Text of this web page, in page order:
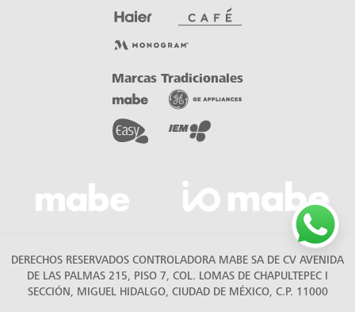
DERECHOS RESERVADOS CONTROLADORA MABE SA DE CV AVENIDA
DE LAS PALMAS 215, PISO 7, COL. LOMAS DE CHAPULTEPEC I
SECCIÓN, MIGUEL HIDALGO, CIUDAD DE MÉXICO, C.P. 11000